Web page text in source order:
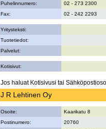
Puhelinnumero:
02 - 273 2300
Fax:
02 - 242 2293
Yritysteksti:
Tuotetiedot:
Palvelut:
Kotisivut:
Jos haluat Kotisivusi tai
J R Lehtinen Oy
Osoite:
Kaarikatu 8
Postinumero:
20760